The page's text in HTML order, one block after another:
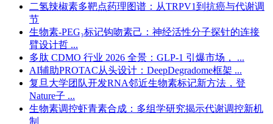
二氢辣椒素多靶点药理图谱：从TRPV1到抗癌与代谢调
节
生物素-PEG₃标记钩吻素己：神经活性分子探针的连接
臂设计哲 ...
多肽 CDMO 行业 2026 全景：GLP-1 引爆市场， ...
AI辅助PROTAC从头设计：DeepDegradome框架 ...
复旦大学团队开发RNA邻近生物素标记新方法，登
Nature子 ...
生物素调控虾青素合成：多组学研究揭示代谢调控新机
制